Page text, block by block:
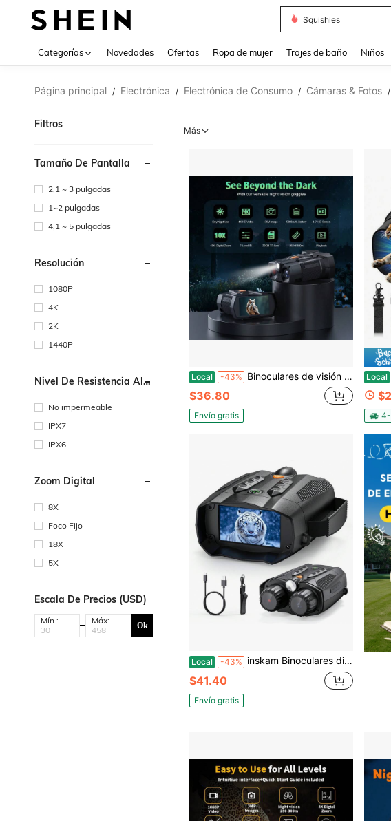
Musera
Categorías Novedades Ofertas Ropa de mujer Trajes de baño Niños
Página principal / Electrónica / Electrónica de Consumo / Cámaras & Fotos /
Filtros
Tamaño De Pantalla
2,1 ~ 3 pulgadas
1~2 pulgadas
4,1 ~ 5 pulgadas
Resolución
1080P
4K
2K
1440P
Nivel De Resistencia Al
No impermeable
IPX7
IPX6
Zoom Digital
8X
Foco Fijo
18X
5X
Escala De Precios (USD)
Mín.: Máx: Ok
Más
Local -43% Binoculares de visión nocturna INSKAM 4K Ultra HD con batería recargable de 5000 mAh, pantalla grande de 4,5", zoom digital 10X y carga USB. Ideales para camping, caza, y observación nocturna. Ideales como regalo de Halloween y Navidad.
$36.80
Envío gratis
Local
4-
Local -43% inskam Binoculares digitales de visión nocturna 4K Ultra HD de 10 aumentos con pantalla de 3 pulgadas y linterna táctica incorporada: gran aumento, plástico duradero, perfectos para aventuras al aire libre, avistamiento de vida silvestre y regalos para hombres.
$41.40
Envío gratis